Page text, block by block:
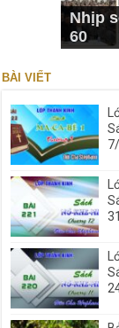
Nhịp
60
BÀI VIẾT